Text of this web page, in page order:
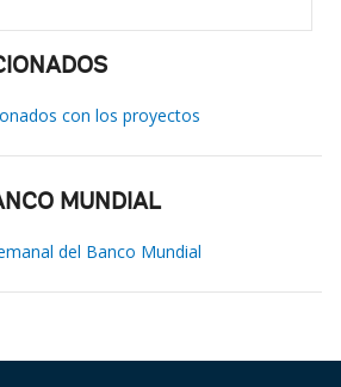
con los proyectos
MUNDIAL
del Banco Mundial